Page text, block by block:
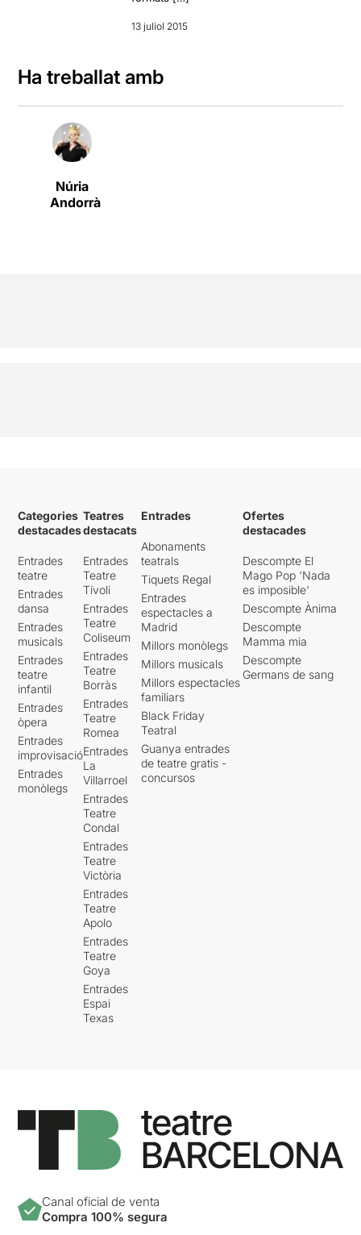
13 juliol 2015
Ha treballat amb
Núria
Andorrà
Categories
destacades
Entrades
teatre
Entrades
dansa
Entrades
musicals
Entrades
teatre
infantil
Entrades
òpera
Entrades
improvisació
Entrades
monòlegs
Teatres
destacats
Entrades
Teatre
Tívoli
Entrades
Teatre
Coliseum
Entrades
Teatre
Borràs
Entrades
Teatre
Romea
Entrades
La
Villarroel
Entrades
Teatre
Condal
Entrades
Teatre
Victòria
Entrades
Teatre
Apolo
Entrades
Teatre
Goya
Entrades
Espai
Texas
Entrades
Abonaments
teatrals
Tiquets Regal
Entrades
espectacles a
Madrid
Millors monòlegs
Millors musicals
Millors espectacles
familiars
Black Friday
Teatral
Guanya entrades
de teatre gratis -
concursos
Ofertes
destacades
Descompte El
Mago Pop 'Nada
es imposible'
Descompte Ànima
Descompte
Mamma mia
Descompte
Germans de sang
Canal oficial de venta
Compra 100% segura